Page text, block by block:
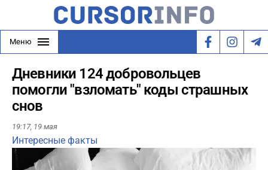
Меню
Дневники 124 добровольцев
помогли "взломать" коды страшных
снов
19:17, 19 мая
Интересные факты